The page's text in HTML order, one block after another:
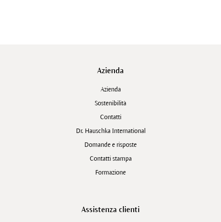
Azienda
Azienda
Sostenibilità
Contatti
Dr. Hauschka International
Domande e risposte
Contatti stampa
Formazione
Assistenza clienti